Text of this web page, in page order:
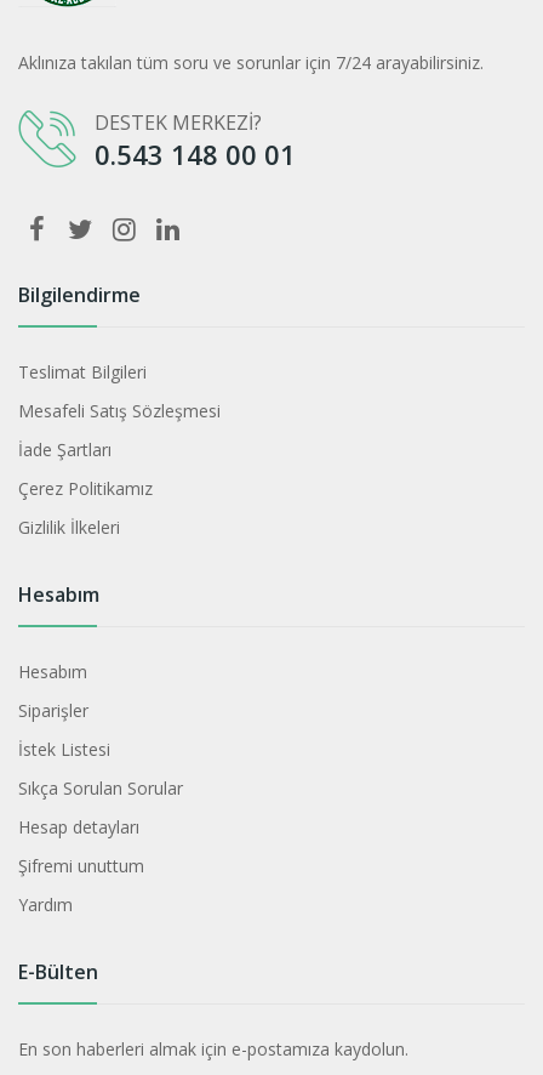
Aklınıza takılan tüm soru ve sorunlar için 7/24 arayabilirsiniz.
DESTEK MERKEZİ?
0.543 148 00 01
Bilgilendirme
Teslimat Bilgileri
Mesafeli Satış Sözleşmesi
İade Şartları
Çerez Politikamız
Gizlilik İlkeleri
Hesabım
Hesabım
Siparişler
İstek Listesi
Sıkça Sorulan Sorular
Hesap detayları
Şifremi unuttum
Yardım
E-Bülten
En son haberleri almak için e-postamıza kaydolun.